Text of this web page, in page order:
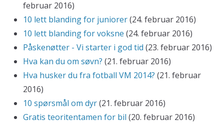
februar 2016)
10 lett blanding for juniorer(24. februar 2016)
10 lett blanding for voksne (24. februar 2016)
Påskenøtter - Vi starter i god tid (23. februar 2016)
Hva kan du om søvn? (21. februar 2016)
Hva husker du fra fotball VM 2014? (21. februar
2016)
10 spørsmål om dyr(21. februar 2016)
Gratis teoritentamen for bil (20. februar 2016)